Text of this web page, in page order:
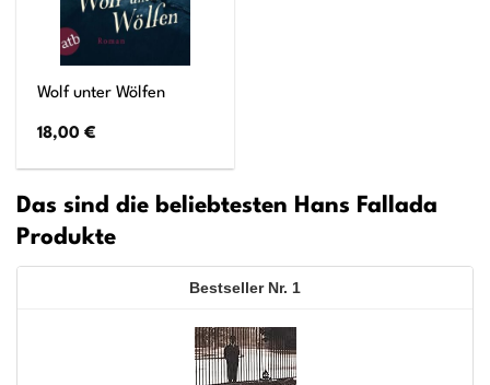
Wolf unter Wölfen
18,00€
Das sind die beliebtesten Hans Fallada
Produkte
1